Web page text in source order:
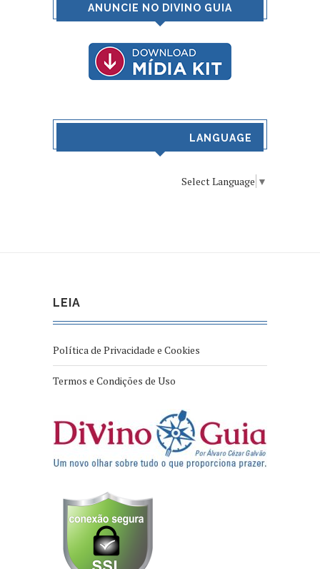
ANUNCIE NO DIVINO GUIA
LANGUAGE
Select Language ▼
LEIA
Política de Privacidade e Cookies
Termos e Condições de Uso